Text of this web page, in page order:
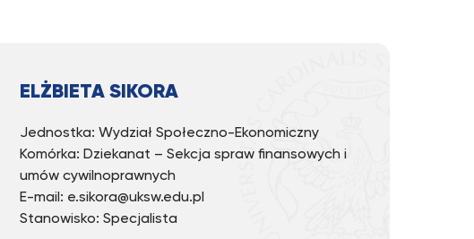
ELŻBIETA SIKORA
Jednostka: Wydział Społeczno-Ekonomiczny
Komórka: Dziekanat – Sekcja spraw finansowych i
umów cywilnoprawnych
E-mail: e.sikora@uksw.edu.pl
Stanowisko: Specjalista